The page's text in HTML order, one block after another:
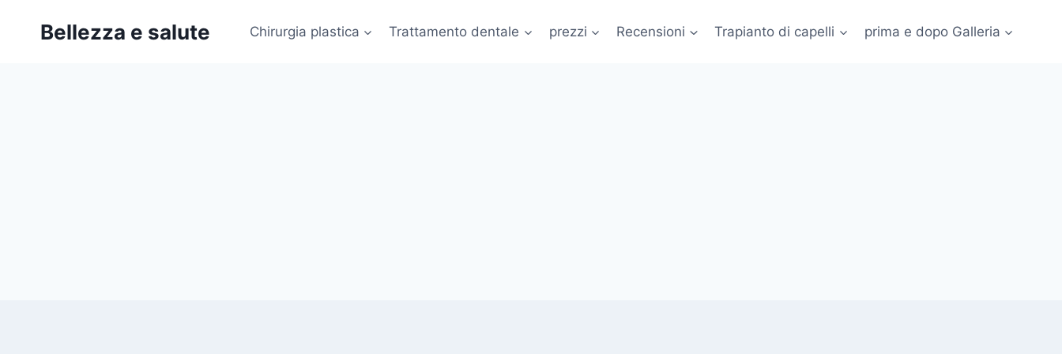
Bellezza e salute Chirurgia plastica Trattamento dentale prezzi Recensioni Trapianto di capelli prima e dopo Galleria